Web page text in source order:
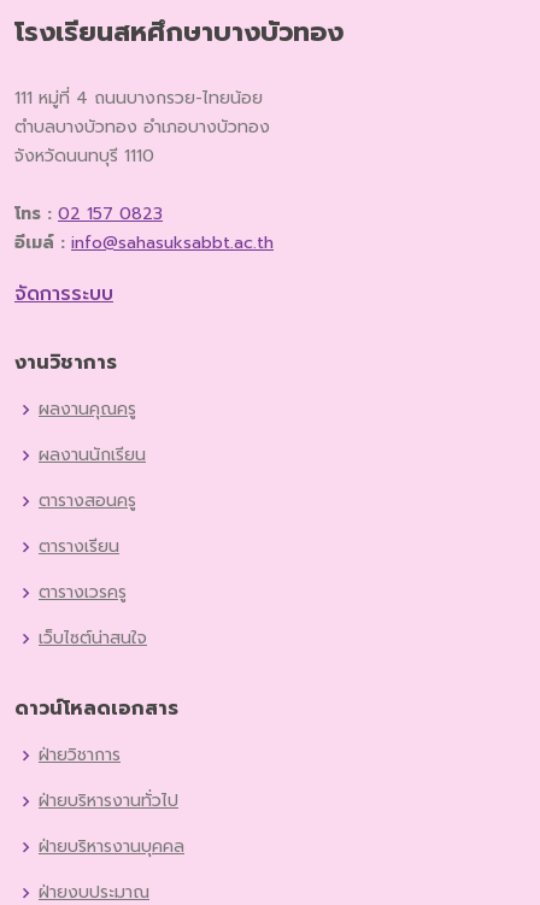
โรงเรียนสหศึกษาบางบัวทอง
111 หมู่ที่ 4 ถนนบางกรวย-ไทยน้อย
ตำบลบางบัวทอง อำเภอบางบัวทอง
จังหวัดนนทบุรี 1110
โทร : 02 157 0823
อีเมล์ : info@sahasuksabbt.ac.th
จัดการระบบ
งานวิชาการ
ผลงานคุณครู
ผลงานนักเรียน
ตารางสอนครู
ตารางเรียน
ตารางเวรครู
เว็บไซต์น่าสนใจ
ดาวน์โหลดเอกสาร
ฝ่ายวิชาการ
ฝ่ายบริหารงานทั่วไป
ฝ่ายบริหารงานบุคคล
ฝ่ายงบประมาณ